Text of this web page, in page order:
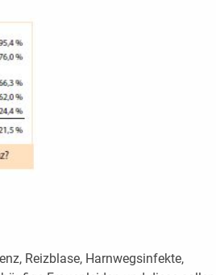
Reizblase, Harnwegsinfekte,